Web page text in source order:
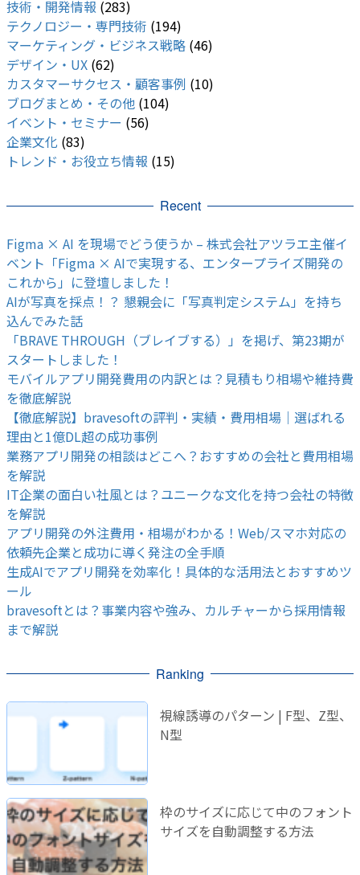
技術・開発情報 (283)
テクノロジー・専門技術 (194)
マーケティング・ビジネス戦略 (46)
デザイン・UX (62)
カスタマーサクセス・顧客事例 (10)
ブログまとめ・その他 (104)
イベント・セミナー (56)
企業文化 (83)
トレンド・お役立ち情報 (15)
Recent
Figma × AI を現場でどう使うか – 株式会社アツラエ主催イ
ベント「Figma × AIで実現する、エンタープライズ開発の
これから」に登壇しました！
AIが写真を採点！？ 懇親会に「写真判定システム」を持ち
込んでみた話
「BRAVE THROUGH（ブレイブする）」を掲げ、第23期が
スタートしました！
モバイルアプリ開発費用の内訳とは？見積もり相場や維持費
を徹底解説
【徹底解説】bravesoftの評判・実績・費用相場｜選ばれる
理由と1億DL超の成功事例
業務アプリ開発の相談はどこへ？おすすめの会社と費用相場
を解説
IT企業の面白い社風とは？ユニークな文化を持つ会社の特徴
を解説
アプリ開発の外注費用・相場がわかる！Web/スマホ対応の
依頼先企業と成功に導く発注の全手順
生成AIでアプリ開発を効率化！具体的な活用法とおすすめツ
ール
bravesoftとは？事業内容や強み、カルチャーから採用情報
まで解説
Ranking
視線誘導のパターン | F型、Z型、
N型
枠のサイズに応じて中のフォント
サイズを自動調整する方法